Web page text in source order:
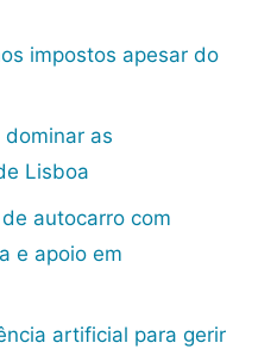
impostos apesar do
as
Lisboa
autocarro com
e apoio em
artificial para gerir